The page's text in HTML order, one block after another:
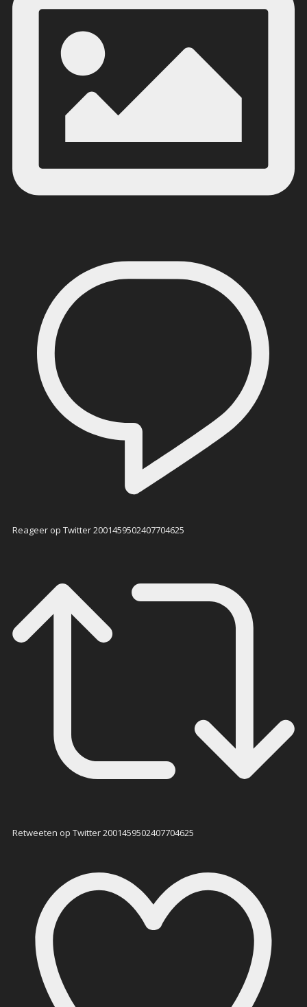
Reageer op Twitter 2001459502407704625
Retweeten op Twitter 2001459502407704625